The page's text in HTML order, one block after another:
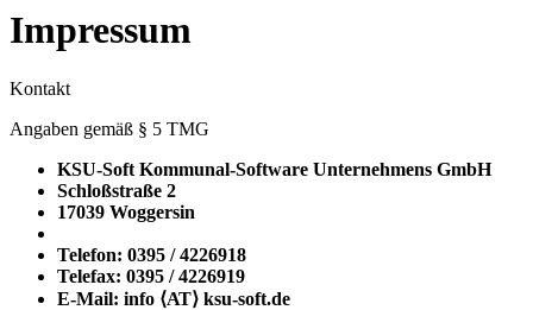
Impressum
Kontakt
Angaben gemäß § 5 TMG
KSU-Soft Kommunal-Software Unternehmens GmbH
Schloßstraße 2
17039 Woggersin
Telefon: 0395 / 4226918
Telefax: 0395 / 4226919
E-Mail: info ⟨ΑΤ⟩ ksu-soft.de